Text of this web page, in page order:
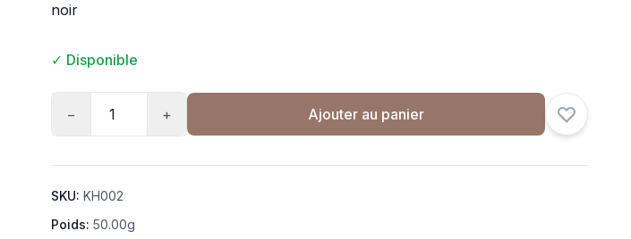
noir
✓ Disponible
− + Ajouter au panier
SKU: KH002
Poids: 50.00g